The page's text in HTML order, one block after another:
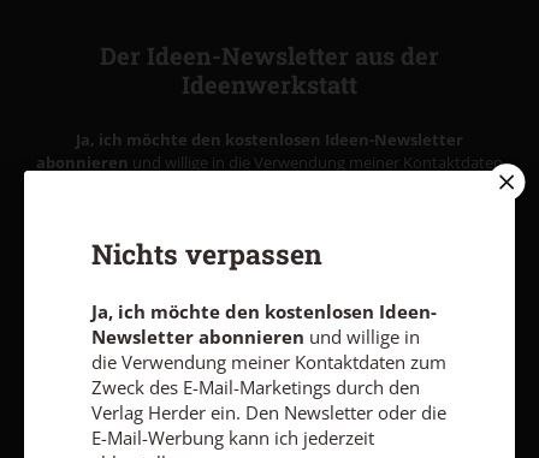
Der Ideen-Newsletter aus der
Ideenwerkstatt
Ja, ich möchte den kostenlosen Ideen-Newsletter
abonnieren und willige in die Verwendung meiner Kontaktdaten
Ich bin einverstanden, dass mein personenbezogenes
Nutzungsverhalten in Newsletter und E-Mail-Werbung erfasst
und ausgewertet wird, um die Inhalte besser auf meine
Interessen auszurichten. Über einen Link in Newsletter oder E-
Mail kann ich diese Funktion jederzeit ausschalten.
Weiterführende Informationen finden Sie in unseren
Datenschutzhinweisen.
Nichts verpassen
Ja, ich möchte den kostenlosen Ideen-
Newsletter abonnieren und willige in
die Verwendung meiner Kontaktdaten zum
Zweck des E-Mail-Marketings durch den
Verlag Herder ein. Den Newsletter oder die
E-Mail-Werbung kann ich jederzeit